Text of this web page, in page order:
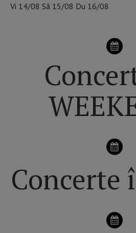
Vi 14/08 Sâ 15/08 Du 16/08
Concerte